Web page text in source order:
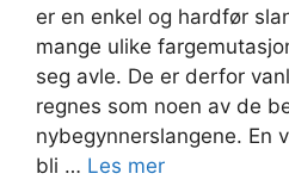
er en enkel og hardfør
mange ulike
seg avle. De er derfor
regnes som noen av de
nybegynnerslangene. En
bli … Les mer